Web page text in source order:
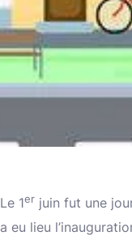
Le 1er juin fut une
a eu lieu